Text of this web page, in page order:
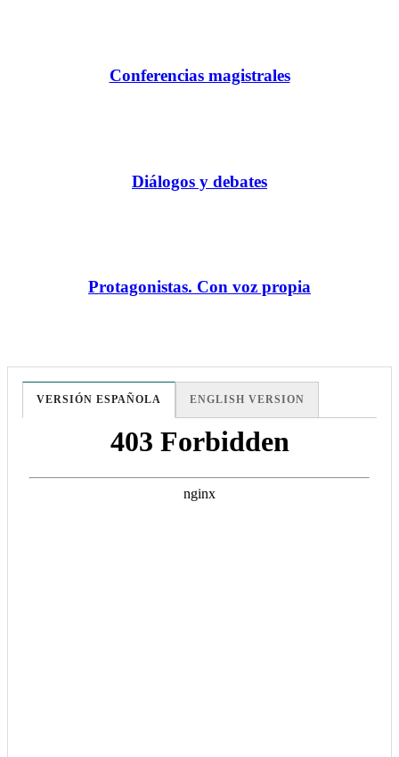
Conferencias magistrales
Diálogos y debates
Protagonistas. Con voz propia
VERSIÓN ESPAÑOLA ENGLISH VERSION